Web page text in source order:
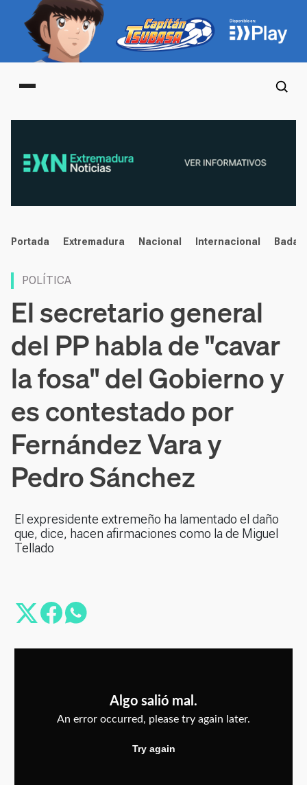
Main menu
noticias
Portada Extremadura Nacional Internacional
POLÍTICA
El secretario general
del PP habla de "cavar
la fosa" del Gobierno y
es contestado por
Fernández Vara y
Pedro Sánchez
El expresidente extremeño ha lamentado el daño
que, dice, hacen afirmaciones como la de Miguel
Tellado